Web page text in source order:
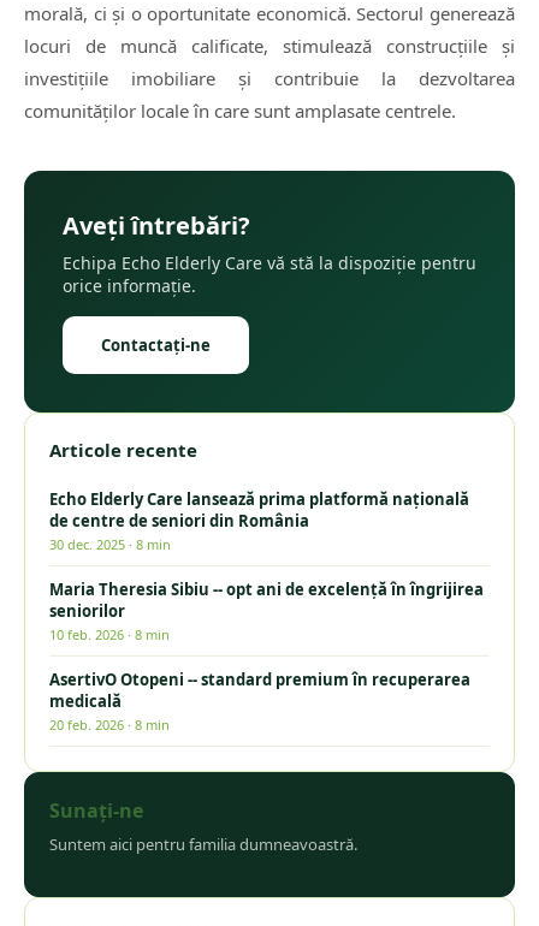
morală, ci și o oportunitate economică. Sectorul generează
locuri de muncă calificate, stimulează construcțiile și
investițiile imobiliare și contribuie la dezvoltarea
comunităților locale în care sunt amplasate centrele.
Aveți întrebări?
Echipa Echo Elderly Care vă stă la dispoziție pentru
orice informație.
Contactați-ne
Articole recente
Echo Elderly Care lansează prima platformă națională
de centre de seniori din România
30 dec. 2025 · 8 min
Maria Theresia Sibiu -- opt ani de excelență în îngrijirea
seniorilor
10 feb. 2026 · 8 min
AsertivO Otopeni -- standard premium în recuperarea
medicală
20 feb. 2026 · 8 min
Sunați-ne
Suntem aici pentru familia dumneavoastră.